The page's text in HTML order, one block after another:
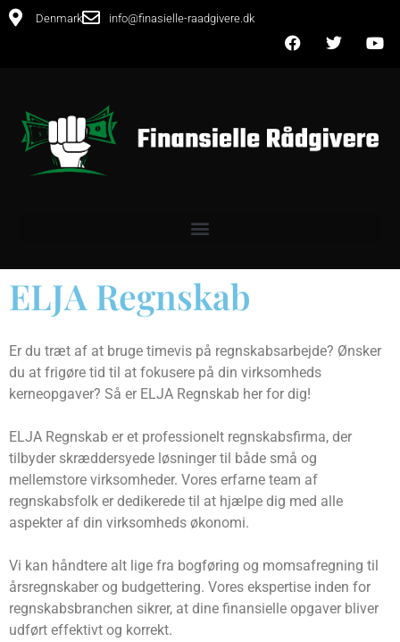
Denmark info@finasielle-raadgivere.dk
ELJA Regnskab
Er du træt af at bruge timevis på regnskabsarbejde? Ønsker
du at frigøre tid til at fokusere på din virksomheds
kerneopgaver? Så er ELJA Regnskab her for dig!
ELJA Regnskab er et professionelt regnskabsfirma, der
tilbyder skræddersyede løsninger til både små og
mellemstore virksomheder. Vores erfarne team af
regnskabsfolk er dedikerede til at hjælpe dig med alle
aspekter af din virksomheds økonomi.
Vi kan håndtere alt lige fra bogføring og momsafregning til
årsregnskaber og budgettering. Vores ekspertise inden for
regnskabsbranchen sikrer, at dine finansielle opgaver bliver
udført effektivt og korrekt.